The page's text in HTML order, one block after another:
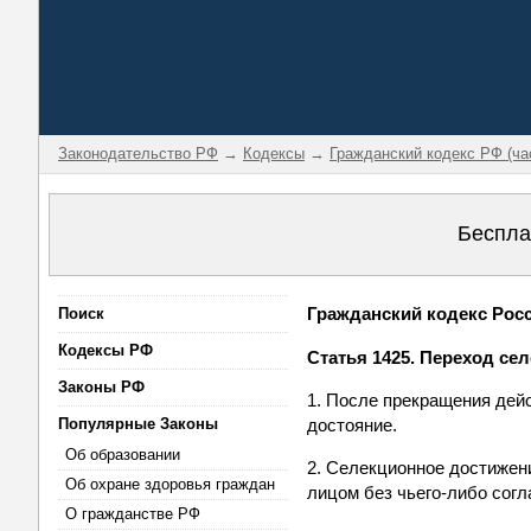
Законодательство РФ → Кодексы → Гражданский кодекс РФ
Поиск
Кодексы РФ
Законы РФ
Популярные Законы
Об образовании
Об охране здоровья граждан
О гражданстве РФ
Гражданский кодекс
Статья 1425. Переход
1. После прекращения
достояние.
2. Селекционное
лицом без чьего-либо